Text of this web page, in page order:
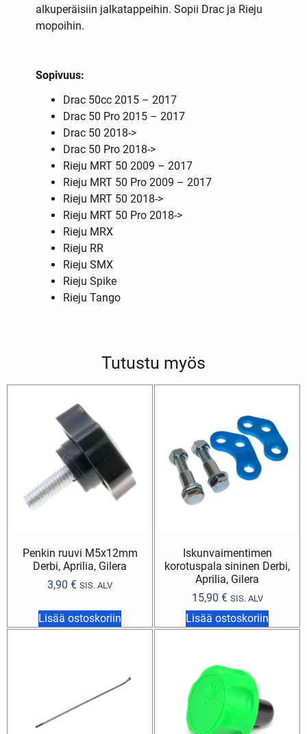
alkuperäisiin jalkatappeihin. Sopii Drac ja Rieju
mopoihin.
Sopivuus:
Drac 50cc 2015 – 2017
Drac 50 Pro 2015 – 2017
Drac 50 2018->
Drac 50 Pro 2018->
Rieju MRT 50 2009 – 2017
Rieju MRT 50 Pro 2009 – 2017
Rieju MRT 50 2018->
Rieju MRT 50 Pro 2018->
Rieju MRX
Rieju RR
Rieju SMX
Rieju Spike
Rieju Tango
Tutustu myös
Penkin ruuvi M5x12mm
Derbi, Aprilia, Gilera
3,90 € SIS. ALV
Lisää ostoskoriin
Iskunvaimentimen
korotuspala sininen Derbi,
Aprilia, Gilera
15,90 € SIS. ALV
Lisää ostoskoriin